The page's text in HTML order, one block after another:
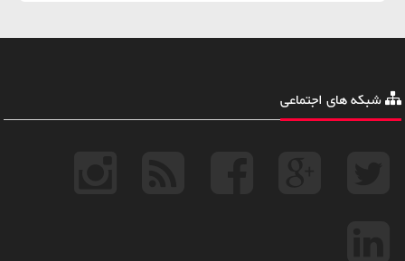
شبکه های اجتماعی